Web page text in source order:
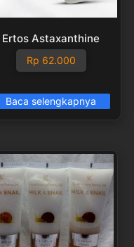
Ertos Astaxanthine
Rp 62.000
Baca selengkapnya